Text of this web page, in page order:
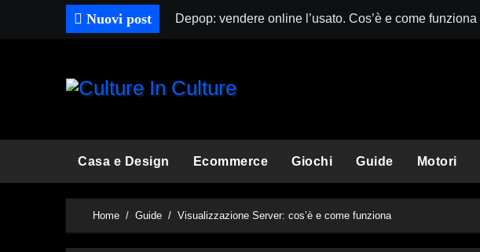
Nuovi post Depop: vendere online l’usato. Cos’è e come funziona
Casa e Design Ecommerce Giochi Guide Motori
Home Guide Visualizzazione Server: cos’è e come funziona